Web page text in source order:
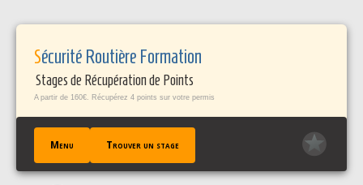
Sécurité Routière Formation
Stages de Récupération de Points
A partir de 160€. Récupérez 4 points sur votre permis
Menu Trouver un stage